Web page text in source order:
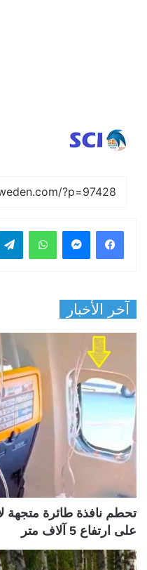
فيسبوك واتساب
آخر الأخبار
تحطم نافذة طائرة متجهة
على ارتفاع 5 آلاف متر